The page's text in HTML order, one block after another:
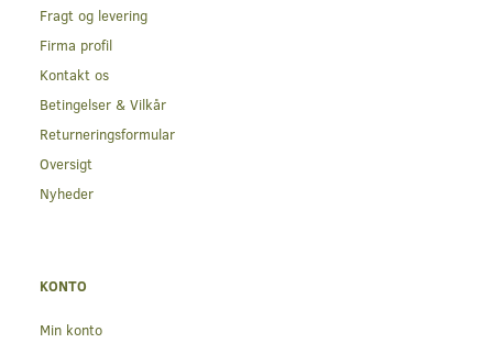
Fragt og levering
Firma profil
Kontakt os
Betingelser & Vilkår
Returneringsformular
Oversigt
Nyheder
KONTO
Min konto